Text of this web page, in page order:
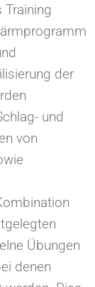
Training
der
und
von
Übungen
denen